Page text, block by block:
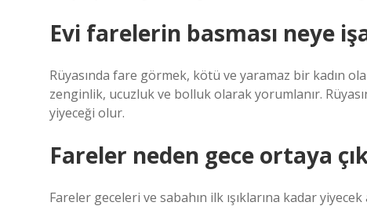
Evi farelerin basması neye
Rüyasında fare görmek, kötü ve yaramaz bir kadın
zenginlik, ucuzluk ve bolluk olarak yorumlanır.
yiyeceği olur.
Fareler neden gece ortaya
Fareler geceleri ve sabahın ilk ışıklarına kadar